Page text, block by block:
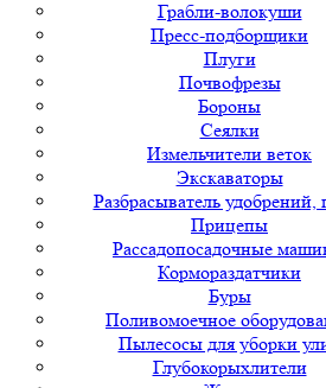
Грабли-волокуши
Пресс-подборщики
Плуги
Почвофрезы
Бороны
Сеялки
Измельчители веток
Экскаваторы
Разбрасыватель удобрений,
Прицепы
Рассадопосадочные
Кормораздатчики
Буры
Поливомоечное
Пылесосы для уборки
Глубокорыхлители